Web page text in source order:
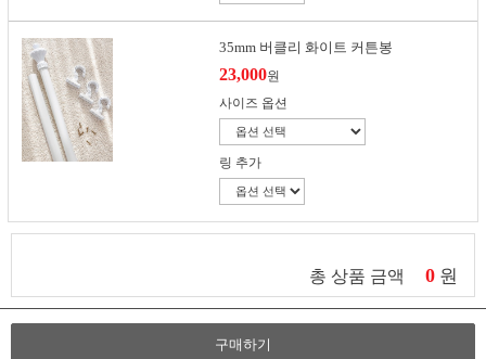
35mm 버클리 화이트 커튼봉
23,000원
사이즈 옵션
링 추가
총 상품 금액 0 원
구매하기